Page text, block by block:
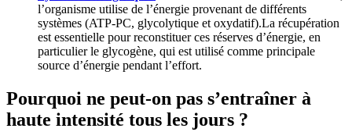
l’organisme utilise de l’énergie provenant de différents
systèmes (ATP-PC, glycolytique et oxydatif).La récupération
est essentielle pour reconstituer ces réserves d’énergie, en
particulier le glycogène, qui est utilisé comme principale
source d’énergie pendant l’effort.
Pourquoi ne peut-on pas s’entraîner à
haute intensité tous les jours ?